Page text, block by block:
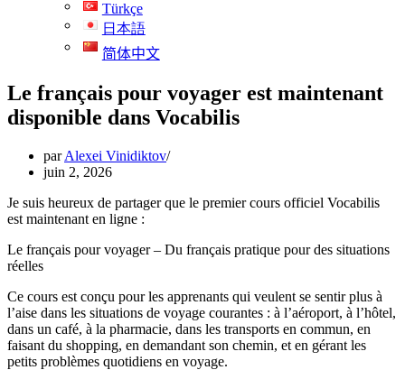
Türkçe
日本語
简体中文
Le français pour voyager est maintenant
disponible dans Vocabilis
parAlexei Vinidiktov
juin 2, 2026
Je suis heureux de partager que le premier cours officiel Vocabilis
est maintenant en ligne :
Le français pour voyager – Du français pratique pour des situations
réelles
Ce cours est conçu pour les apprenants qui veulent se sentir plus à
l’aise dans les situations de voyage courantes : à l’aéroport, à l’hôtel,
dans un café, à la pharmacie, dans les transports en commun, en
faisant du shopping, en demandant son chemin, et en gérant les
petits problèmes quotidiens en voyage.